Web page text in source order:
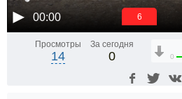
00:00 5
Просмотры
14
За сегодня
0 0